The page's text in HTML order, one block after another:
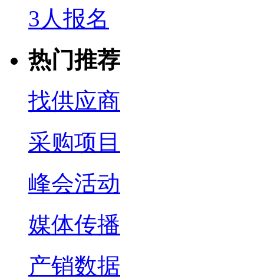
3人报名
热门推荐
找供应商
采购项目
峰会活动
媒体传播
产销数据